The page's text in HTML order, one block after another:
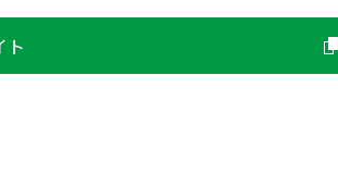
ト